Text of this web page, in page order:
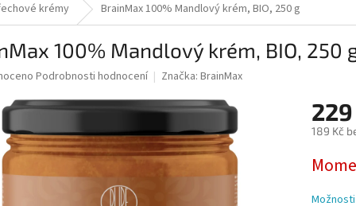
krémy BrainMax 100% Mandlový krém, BIO, 250 g
100% Mandlový krém, BIO, 250
Podrobnosti hodnocení Značka: BrainMax
189 Kč
cena: